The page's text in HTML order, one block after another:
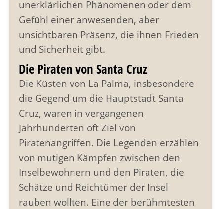
unerklärlichen Phänomenen oder dem
Gefühl einer anwesenden, aber
unsichtbaren Präsenz, die ihnen Frieden
und Sicherheit gibt.
Die Piraten von Santa Cruz
Die Küsten von La Palma, insbesondere
die Gegend um die Hauptstadt Santa
Cruz, waren in vergangenen
Jahrhunderten oft Ziel von
Piratenangriffen. Die Legenden erzählen
von mutigen Kämpfen zwischen den
Inselbewohnern und den Piraten, die
Schätze und Reichtümer der Insel
rauben wollten. Eine der berühmtesten